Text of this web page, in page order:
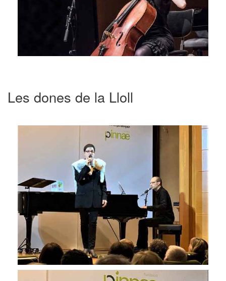
Les dones de la Lloll